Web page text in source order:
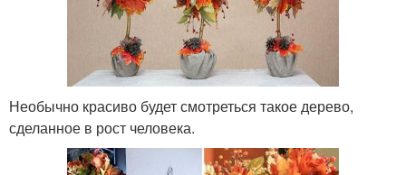
Необычно красиво будет смотреться такое дерево,
сделанное в рост человека.